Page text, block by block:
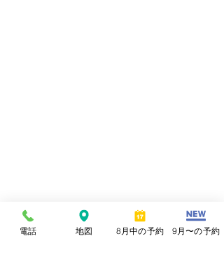
電話 地図 8月中の予約 9月〜の予約